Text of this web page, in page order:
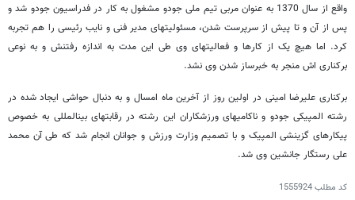
واقع از سال 1370 به عنوان مربی تیم ملی جودو مشغول به کار در فدراسیون جودو شد و
پس از آن و تا پیش از سرپرست شدن، مسئولیت‎های مدیر فنی و نایب رئیسی را هم تجربه
کرد. اما هیچ یک از کارها و فعالیت‎های وی طی این مدت به اندازه رفتنش و به نوعی
برکناری اش منجر به خبرساز شدن وی نشد.
برکناری علیرضا امینی در اولین روز از آخرین ماه امسال و به دنبال حواشی ایجاد شده در
رشته المپیکی جودو و ناکامی‎های ورزشکاران این رشته در رقابت‎های بین‎المللی به خصوص
پیکارهای گزینشی المپیک و با تصمیم وزارت ورزش و جوانان انجام شد که طی آن محمد
علی رستگار جانشین وی شد.
کد مطلب1555924